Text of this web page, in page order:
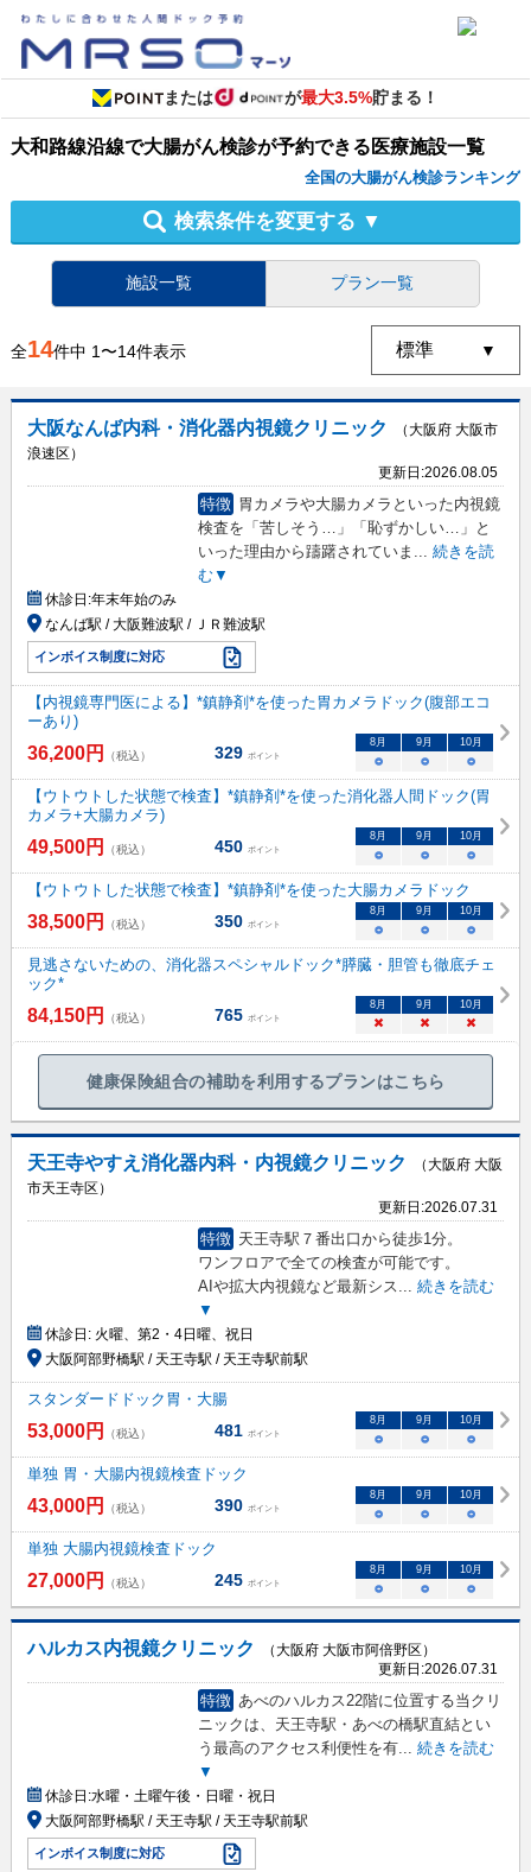
または が最大3.5%貯まる！
大和路線沿線で大腸がん検診が予約できる医療施設一覧
全国の大腸がん検診ランキング
検索条件を変更する ▼
施設一覧 プラン一覧
全14件中 1〜14件表示
大阪なんば内科・消化器内視鏡クリニック
（大阪府 大阪市
浪速区）
更新日:2026.08.05
特徴 胃カメラや大腸カメラといった内視鏡
検査を「苦しそう…」「恥ずかしい…」と
いった理由から躊躇されていま ... 続きを読
む▼
休診日:年末年始のみ
なんば駅 / 大阪難波駅 / ＪＲ難波駅
インボイス制度に対応
【内視鏡専門医による】*鎮静剤*を使った胃カメラドック(腹部エコ
ーあり)
36,200円 （税込） 329 ポイント
8月 9月 10月
○ ○ ○
【ウトウトした状態で検査】*鎮静剤*を使った消化器人間ドック(胃
カメラ+大腸カメラ)
49,500円 （税込） 450 ポイント
8月 9月 10月
○ ○ ○
【ウトウトした状態で検査】*鎮静剤*を使った大腸カメラドック
38,500円 （税込） 350 ポイント
8月 9月 10月
○ ○ ○
見逃さないための、消化器スペシャルドック*膵臓・胆管も徹底チェ
ック*
84,150円 （税込） 765 ポイント
8月 9月 10月
× × ×
健康保険組合の補助を利用するプランはこちら
天王寺やすえ消化器内科・内視鏡クリニック
（大阪府 大阪
市天王寺区）
更新日:2026.07.31
特徴 天王寺駅７番出口から徒歩1分。
ワンフロアで全ての検査が可能です。
AIや拡大内視鏡など最新シス... 続きを読む
▼
休診日:火曜、第2・4日曜、祝日
大阪阿部野橋駅 / 天王寺駅 / 天王寺駅前駅
スタンダードドック胃・大腸
53,000円 （税込） 481 ポイント
8月 9月 10月
○ ○ ○
単独 胃・大腸内視鏡検査ドック
43,000円 （税込） 390 ポイント
8月 9月 10月
○ ○ ○
単独 大腸内視鏡検査ドック
27,000円 （税込） 245 ポイント
8月 9月 10月
○ ○ ○
ハルカス内視鏡クリニック
（大阪府 大阪市阿倍野区）
更新日:2026.07.31
特徴 あべのハルカス22階に位置する当クリ
ニックは、天王寺駅・あべの橋駅直結とい
う最高のアクセス利便性を有...
続きを読む
▼
休診日:水曜・土曜午後・日曜・祝日
大阪阿部野橋駅 / 天王寺駅 / 天王寺駅前駅
インボイス制度に対応